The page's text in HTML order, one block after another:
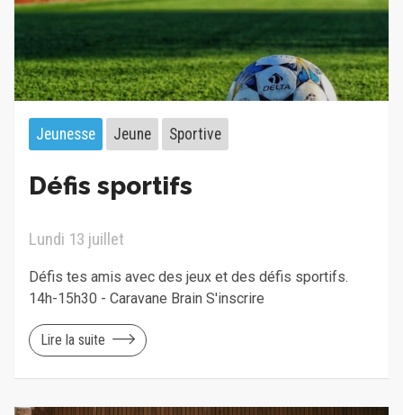
Jeunesse Jeune Sportive
Défis sportifs
Lundi 13 juillet
Défis tes amis avec des jeux et des défis sportifs.
14h-15h30 - Caravane Brain S'inscrire
Lire la suite